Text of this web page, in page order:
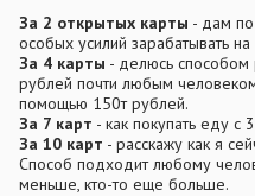
За 2 открытых карты - дам
особых усилий зарабатывать
За 4 карты - делюсь способом
рублей почти любым
помощью 150т рублей.
За 7 карт - как покупать еду с
За 10 карт - расскажу как я
Способ подходит любому
меньше, кто-то еще больше.